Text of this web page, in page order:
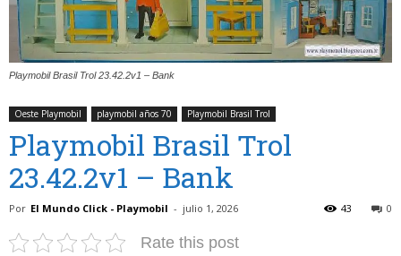
Playmobil Brasil Trol 23.42.2v1 – Bank
Oeste Playmobil playmobil años 70 Playmobil Brasil Trol
Playmobil Brasil Trol
23.42.2v1 – Bank
Por El Mundo Click - Playmobil - julio 1, 2026 0
43
Rate this post